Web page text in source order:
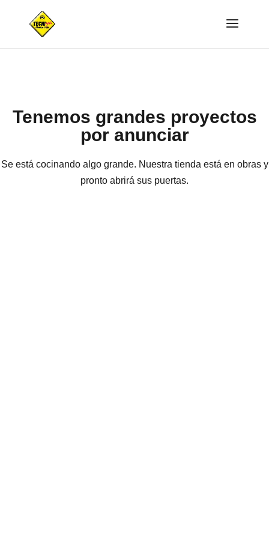
Tenemos grandes proyectos
por anunciar
Se está cocinando algo grande. Nuestra tienda está en obras y
pronto abrirá sus puertas.